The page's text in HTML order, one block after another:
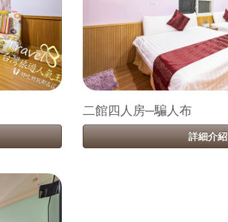
二館四人房─騙人布
詳細介紹